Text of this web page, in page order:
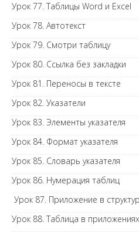
Урок 77. Таблицы Word и Excel
Урок 78. Автотекст
Урок 79. Смотри таблицу
Урок 80. Ссылка без закладки
Урок 81. Переносы в тексте
Урок 82. Указатели
Урок 83. Элементы указателя
Урок 84. Формат указателя
Урок 85. Словарь указателя
Урок 86. Нумерация таблиц
Урок 87. Приложение в
Урок 88. Таблица в приложениях